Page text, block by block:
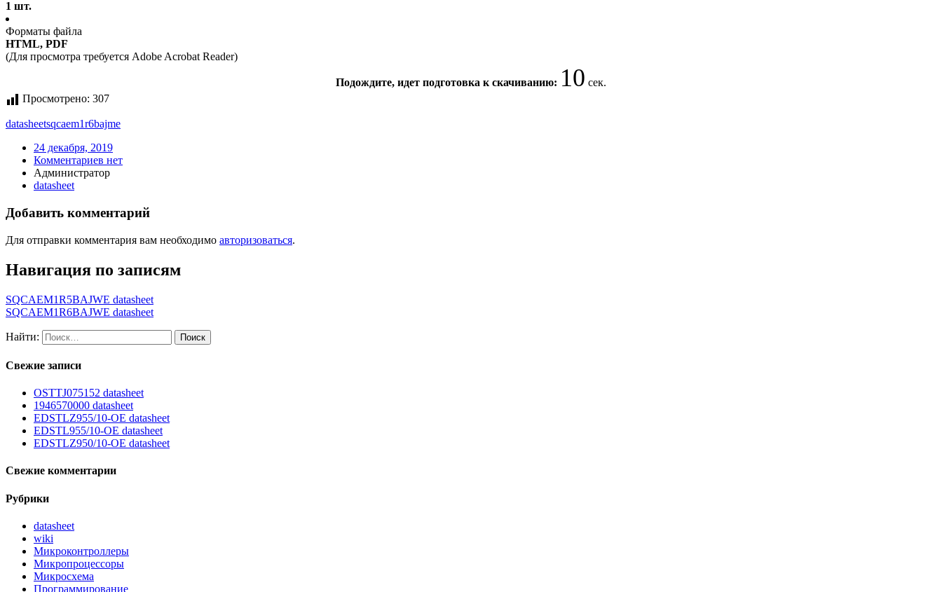
1 шт.
Форматы файла
HTML, PDF
(Для просмотра требуется Adobe Acrobat Reader)
Подождите, идет подготовка к скачиванию: 10 сек.
Просмотрено: 307
datasheetsqcaem1r6bajme
24 декабря, 2019
Комментариев нет
Администратор
datasheet
Добавить комментарий
Для отправки комментария вам необходимо авторизоваться.
Навигация по записям
SQCAEM1R5BAJWE datasheet
SQCAEM1R6BAJWE datasheet
Найти:
Свежие записи
OSTTJ075152 datasheet
1946570000 datasheet
EDSTLZ955/10-OE datasheet
EDSTL955/10-OE datasheet
EDSTLZ950/10-OE datasheet
Свежие комментарии
Рубрики
datasheet
wiki
Микроконтроллеры
Микропроцессоры
Микросхема
Программирование